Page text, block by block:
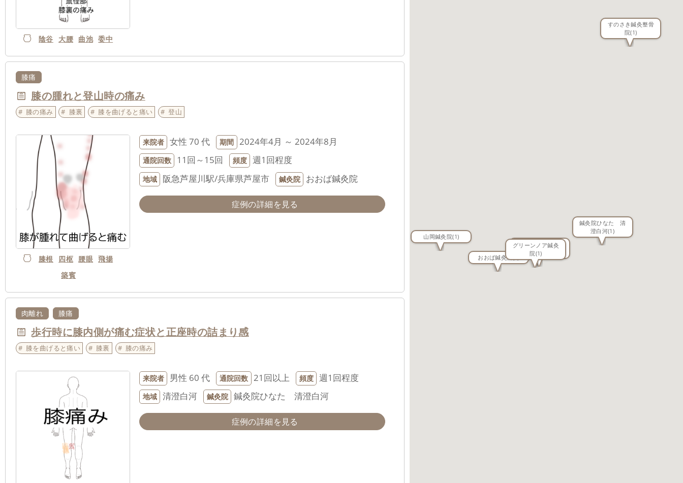
陰谷 大腰 曲池 委中
膝痛
膝の腫れと登山時の痛み
膝の痛み 膝裏 膝を曲げると痛い 登山
膝根 四枢 腰眼 飛揚
築賓
来院者 女性 70 代 期間 2024年4月 ～ 2024年8月
通院回数 11回～15回 頻度 週1回程度
地域 阪急芦屋川駅/兵庫県芦屋市 鍼灸院 おおば鍼灸院
症例の詳細を見る
肉離れ 膝痛
歩行時に膝内側が痛む症状と正座時の詰まり感
膝を曲げると痛い 膝裏 膝の痛み
来院者 男性 60 代 通院回数 21回以上 頻度 週1回程度
地域 清澄白河 鍼灸院 鍼灸院ひなた 清澄白河
症例の詳細を見る
山岡鍼灸院(1)
鍼灸マッサージた
かはし
おおば鍼灸院(1)
鍼灸院ひなた 清
澄白河(1)
グリーンノア鍼灸
院(1)
すのさき鍼灸整骨
院(1)